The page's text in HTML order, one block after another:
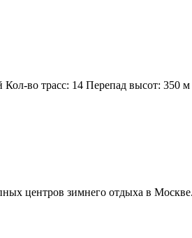
Кол-во трасс: 14 Перепад высот: 350
центров зимнего отдыха в